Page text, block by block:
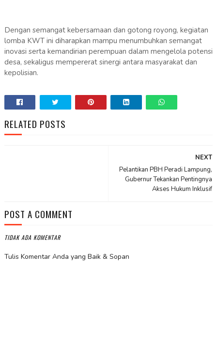
Dengan semangat kebersamaan dan gotong royong, kegiatan
lomba KWT ini diharapkan mampu menumbuhkan semangat
inovasi serta kemandirian perempuan dalam mengelola potensi
desa, sekaligus mempererat sinergi antara masyarakat dan
kepolisian.
RELATED POSTS
NEXT
Pelantikan PBH Peradi Lampung,
Gubernur Tekankan Pentingnya
Akses Hukum Inklusif
POST A COMMENT
TIDAK ADA KOMENTAR
Tulis Komentar Anda yang Baik & Sopan